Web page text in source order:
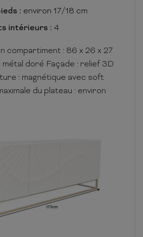
: environ 17/18 cm
intérieurs : 4
compartiment : 86 x 26 x 27
métal doré Façade : relief 3D
: magnétique avec soft
du plateau : environ